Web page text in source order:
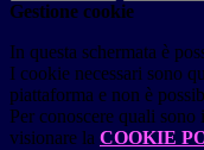
Gestione cookie
In questa schermata è
I cookie necessari sono
piattaforma e non è
Per conoscere quali
visionare la COOKIE